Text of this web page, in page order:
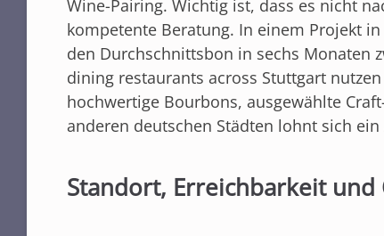
Wine-Pairing. Wichtig ist, dass es nicht
kompetente Beratung. In einem Projekt
den Durchschnittsbon in sechs Monaten
dining restaurants across Stuttgart
hochwertige Bourbons, ausgewählte
anderen deutschen Städten lohnt sich ein
Standort, Erreichbarkeit